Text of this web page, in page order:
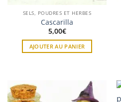
SELS, POUDRES ET HERBES
Cascarilla
5,00€
AJOUTER AU PANIER